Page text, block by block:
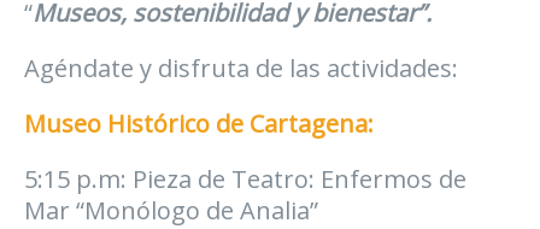
“Museos, sostenibilidad y bienestar”.
Agéndate y disfruta de las actividades:
Museo Histórico de Cartagena:
5:15 p.m: Pieza de Teatro: Enfermos de
Mar “Monólogo de Analia”